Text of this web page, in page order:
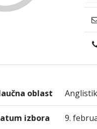
oblast
izbora 9.